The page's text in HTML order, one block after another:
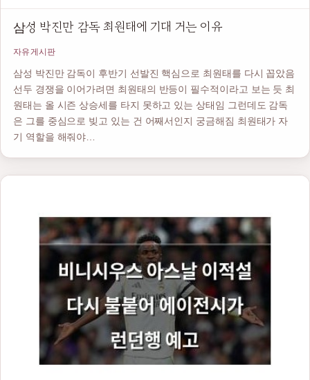
삼성 박진만 감독 최원태에 기대 거는 이유
자유게시판
삼성 박진만 감독이 후반기 선발진 핵심으로 최원태를 다시 꼽았음
선두 경쟁을 이어가려면 최원태의 반등이 필수적이라고 보는 듯 최
원태는 올 시즌 상승세를 타지 못하고 있는 상태임 그런데도 감독
은 그를 중심으로 빚고 있는 건 어째서인지 궁금해짐 최원태가 자
기 역할을 해줘야…